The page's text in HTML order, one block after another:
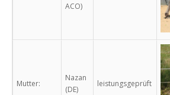
ACO)
Mutter:
Nazan
(DE)
leistungsgeprüft